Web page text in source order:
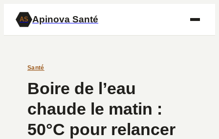
AS Apinova Santé
Santé
Boire de l’eau
chaude le matin :
50°C pour relancer